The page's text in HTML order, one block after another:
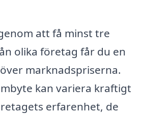
att få minst tre
olika företag får du en
marknadspriserna.
kan variera kraftigt
erfarenhet, de